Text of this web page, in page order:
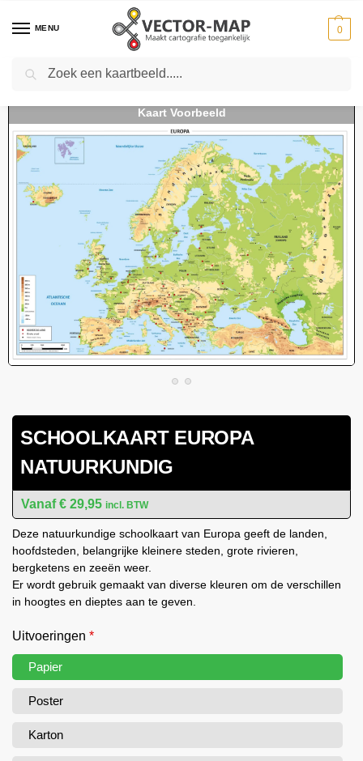
MENU 0
Home Kaarten - Continentkaarten
SCHOOLKAART EUROPA
NATUURKUNDIG
€ 29,95 incl. BTW
Deze natuurkundige schoolkaart van Europa geeft de landen,
hoofdsteden, belangrijke kleinere steden, grote rivieren,
bergketens en zeeën weer.
Er wordt gebruik gemaakt van diverse kleuren om de verschillen
in hoogtes en dieptes aan te geven.
Uitvoeringen *
Papier
Poster
Karton